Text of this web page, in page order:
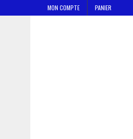
MON COMPTE PANIER